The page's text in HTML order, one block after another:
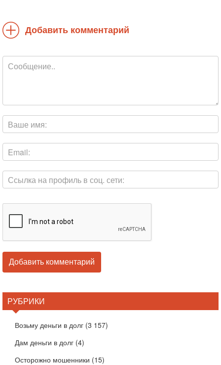
Добавить комментарий
РУБРИКИ
Возьму деньги в долг (3 157)
Дам деньги в долг (4)
Осторожно мошенники (15)